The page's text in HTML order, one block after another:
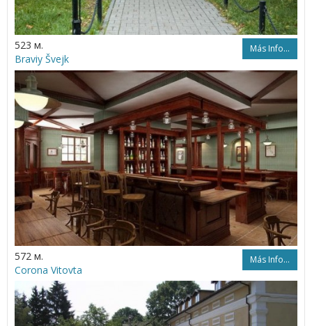
523 м. Más Info...
Braviy Švejk
572 м. Más Info...
Corona Vitovta